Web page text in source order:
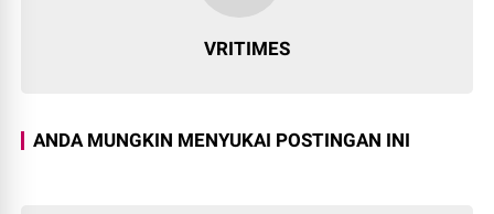
VRITIMES
ANDA MUNGKIN MENYUKAI POSTINGAN INI